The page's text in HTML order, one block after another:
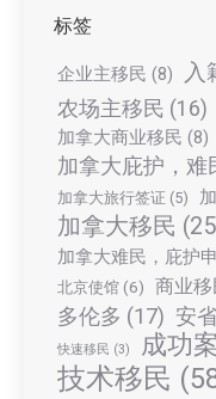
标签
企业主移民 (8) 入
农场主移民 (16)
加拿大商业移民 (8)
加拿大庇护，难
加拿大旅行签证 (5)
加拿大移民
加拿大难民，庇护
北京使馆 (6) 商业移
多伦多 (17) 安
快速移民 (3) 成功
技术移民